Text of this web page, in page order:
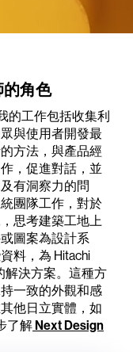
角色
的工作包括收集利
與使用者開發最
方法，與產品經
，促進對話，並
有洞察力的問
團隊工作，對於
思考建築工地上
圖案為設計系
料，為 Hitachi
解決方案。這種方
一致的外觀和感
他日立實體，如
了解Next Design